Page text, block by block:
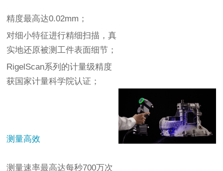
精度最高达0.02mm；
对细小特征进行精细扫描，真
实地还原被测工件表面细节；
RigelScan系列的计量级精度
获国家计量科学院认证；
测量高效
测量速率最高达每秒700万次